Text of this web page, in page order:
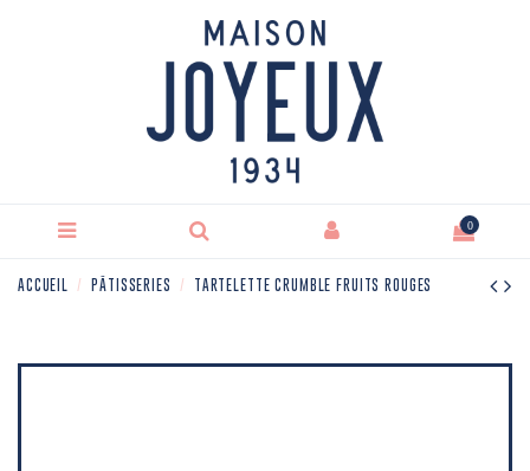
0
ACCUEIL PÂTISSERIES TARTELETTE CRUMBLE FRUITS ROUGES